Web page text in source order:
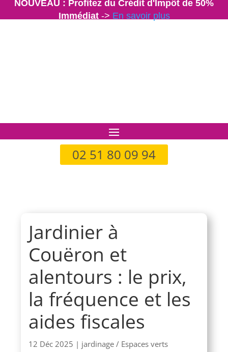
NOUVEAU : Profitez du Crédit d'Impôt de 50%
Immédiat -> En savoir plus
02 51 80 09 94
Jardinier à
Couëron et
alentours : le prix,
la fréquence et les
aides fiscales
12 Déc 2025 | jardinage / Espaces verts